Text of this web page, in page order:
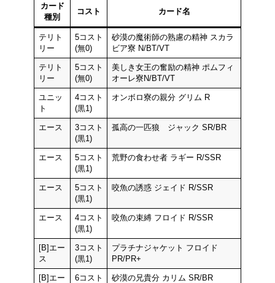
カード
種別
コスト カード名
テリト
リー
5コスト
(無0)
砂漠の魔術師の熟慮の精神 スカラ
ビア寮 N/BT/VT
テリト
リー
5コスト
(無0)
美しき女王の奮励の精神 ポムフィ
オーレ寮N/BT/VT
ユニッ
ト
4コスト
(黒1)
オンボロ寮の親分 グリム R
エース
3コスト
(黒1)
孤高の一匹狼 ジャック SR/BR
エース
5コスト
(黒1)
荒野の食わせ者 ラギー R/SSR
エース
5コスト
(黒1)
咬魚の誘惑 ジェイド R/SSR
エース
4コスト
(黒1)
咬魚の束縛 フロイド R/SSR
[B]エー
ス
3コスト
(黒1)
プラチナジャケット フロイド
PR/PR+
[B]エー
6コスト
砂漠の兄貴分 カリム SR/BR